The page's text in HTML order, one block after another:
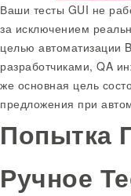
Ваши тесты GUI не
за исключением
целью автоматизации
разработчиками, QA
же основная цель
предложения при
Попытка
Ручное